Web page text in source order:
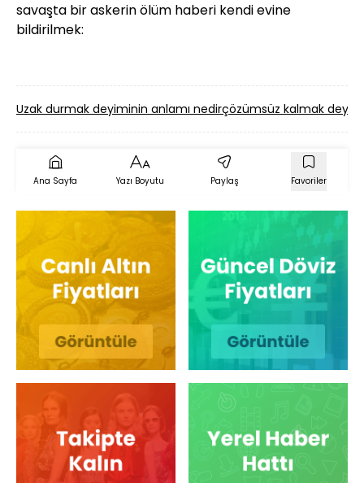
savaşta bir askerin ölüm haberi kendi evine
bildirilmek:
Uzak durmak deyiminin anlamı nedirçözümsüz kalmak
Ana Sayfa Yazı Boyutu Paylaş Favoriler